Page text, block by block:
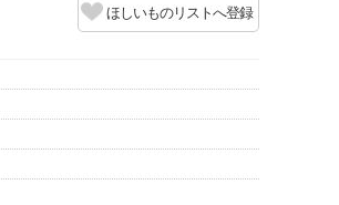
ほしいものリストへ登録